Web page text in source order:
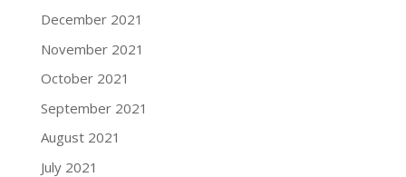
December 2021
November 2021
October 2021
September 2021
August 2021
July 2021